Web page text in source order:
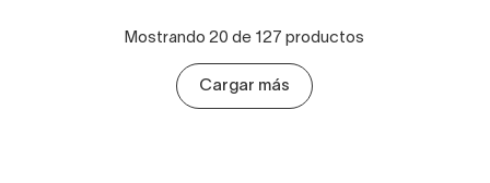
Mostrando 20 de 127 productos
Cargar más